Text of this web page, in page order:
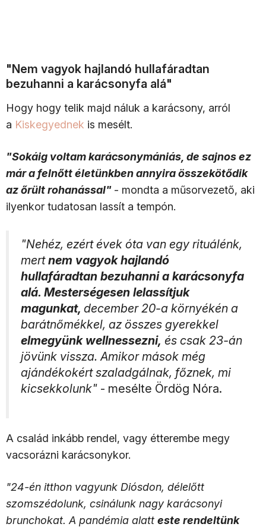
"Nem vagyok hajlandó hullafáradtan
bezuhanni a karácsonyfa alá"
Hogy hogy telik majd náluk a karácsony, arról
a Kiskegyednek is mesélt.
"Sokáig voltam karácsonymániás, de sajnos ez
már a felnőtt életünkben annyira összekötődik
az őrült rohanással" - mondta a műsorvezető, aki
ilyenkor tudatosan lassít a tempón.
"Nehéz, ezért évek óta van egy rituálénk,
mertnem vagyok hajlandó
hullafáradtan bezuhanni a karácsonyfa
alá. Mesterségesen lelassítjuk
magunkat, december 20-a környékén a
barátnőmékkel, az összes gyerekkel
elmegyünk wellnessezni, és csak 23-án
jövünk vissza. Amikor mások még
ajándékokért szaladgálnak, főznek, mi
kicsekkolunk" - mesélte Ördög Nóra.
A család inkább rendel, vagy étterembe megy
vacsorázni karácsonykor.
"24-én itthon vagyunk Diósdon, délelőtt
szomszédolunk, csinálunk nagy karácsonyi
brunchokat. A pandémia alatt este rendeltünk